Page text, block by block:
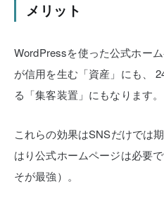
メリット
WordPressを使った公式ホーム
が信用を生む「資産」にも、
る「集客装置」にもなります。
これらの効果はSNSだけでは
はり公式ホームページは必要
そが最強）。